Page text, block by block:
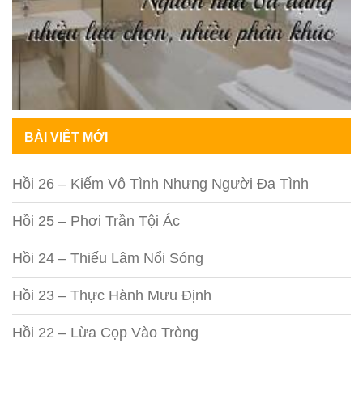
BÀI VIẾT MỚI
Hồi 26 – Kiếm Vô Tình Nhưng Người Đa Tình
Hồi 25 – Phơi Trần Tội Ác
Hồi 24 – Thiếu Lâm Nổi Sóng
Hồi 23 – Thực Hành Mưu Định
Hồi 22 – Lừa Cọp Vào Tròng